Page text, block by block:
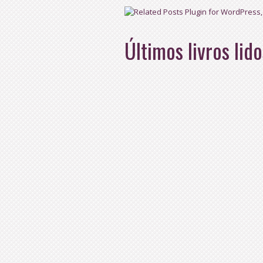
Últimos livros